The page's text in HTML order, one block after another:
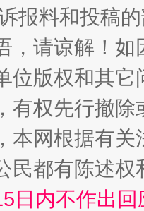
境 报料和投稿
，请谅解！
位版权和其它
有权先行撤
本网根据有
民都有陈述
日内不作出